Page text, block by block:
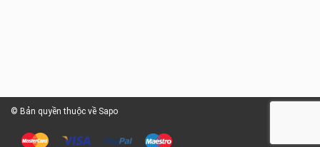
© Bản quyền thuộc về Sapo